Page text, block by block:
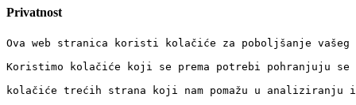
Privatnost
Ova web stranica koristi kolačiće za poboljšanje
Koristimo kolačiće koji se prema potrebi pohranjuju
kolačiće trećih strana koji nam pomažu u